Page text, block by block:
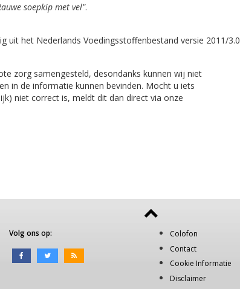
soepkip met vel".
uit het Nederlands Voedingsstoffenbestand versie 2011/3.0
zorg samengesteld, desondanks kunnen wij niet
in de informatie kunnen bevinden. Mocht u iets
niet correct is, meldt dit dan direct via onze
Volg ons op:
Colofon
Contact
Cookie Informatie
Disclaimer